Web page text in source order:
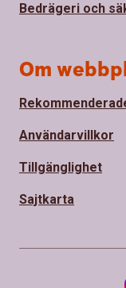
Bedrägeri och
Om
Användarvillkor
Tillgänglighet
Sajtkarta